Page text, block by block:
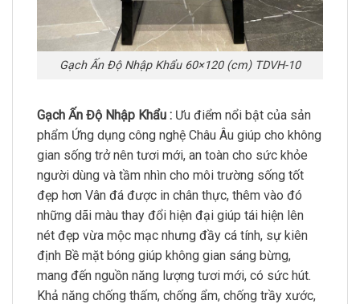
Gạch Ấn Độ Nhập Khẩu 60×120 (cm) TDVH-10
Gạch Ấn Độ Nhập Khẩu : Ưu điểm nổi bật của sản
phẩm Ứng dụng công nghệ Châu Âu giúp cho không
gian sống trở nên tươi mới, an toàn cho sức khỏe
người dùng và tầm nhìn cho môi trường sống tốt
đẹp hơn Vân đá được in chân thực, thêm vào đó
những dãi màu thay đổi hiện đại giúp tái hiện lên
nét đẹp vừa mộc mạc nhưng đầy cá tính, sự kiên
định Bề mặt bóng giúp không gian sáng bừng,
mang đến nguồn năng lượng tươi mới, có sức hút.
Khả năng chống thấm, chống ẩm, chống trầy xước,